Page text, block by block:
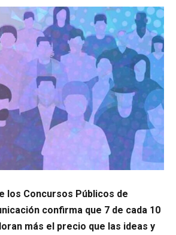
los Concursos Públicos de
confirma que 7 de cada 10
más el precio que las ideas y